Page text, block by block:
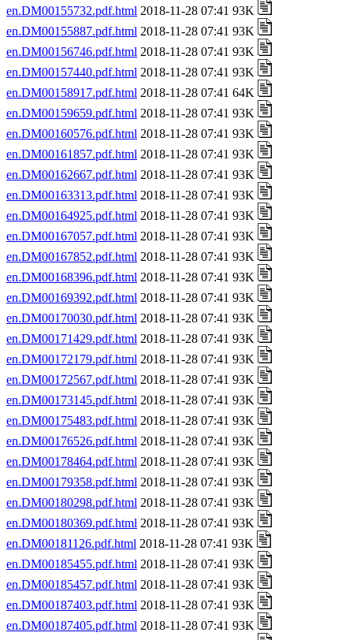
en.DM00155732.pdf.html 2018-11-28 07:41 93K
en.DM00155887.pdf.html 2018-11-28 07:41 93K
en.DM00156746.pdf.html 2018-11-28 07:41 93K
en.DM00157440.pdf.html 2018-11-28 07:41 93K
en.DM00158917.pdf.html 2018-11-28 07:41 64K
en.DM00159659.pdf.html 2018-11-28 07:41 93K
en.DM00160576.pdf.html 2018-11-28 07:41 93K
en.DM00161857.pdf.html 2018-11-28 07:41 93K
en.DM00162667.pdf.html 2018-11-28 07:41 93K
en.DM00163313.pdf.html 2018-11-28 07:41 93K
en.DM00164925.pdf.html 2018-11-28 07:41 93K
en.DM00167057.pdf.html 2018-11-28 07:41 93K
en.DM00167852.pdf.html 2018-11-28 07:41 93K
en.DM00168396.pdf.html 2018-11-28 07:41 93K
en.DM00169392.pdf.html 2018-11-28 07:41 93K
en.DM00170030.pdf.html 2018-11-28 07:41 93K
en.DM00171429.pdf.html 2018-11-28 07:41 93K
en.DM00172179.pdf.html 2018-11-28 07:41 93K
en.DM00172567.pdf.html 2018-11-28 07:41 93K
en.DM00173145.pdf.html 2018-11-28 07:41 93K
en.DM00175483.pdf.html 2018-11-28 07:41 93K
en.DM00176526.pdf.html 2018-11-28 07:41 93K
en.DM00178464.pdf.html 2018-11-28 07:41 93K
en.DM00179358.pdf.html 2018-11-28 07:41 93K
en.DM00180298.pdf.html 2018-11-28 07:41 93K
en.DM00180369.pdf.html 2018-11-28 07:41 93K
en.DM00181126.pdf.html 2018-11-28 07:41 93K
en.DM00185455.pdf.html 2018-11-28 07:41 93K
en.DM00185457.pdf.html 2018-11-28 07:41 93K
en.DM00187403.pdf.html 2018-11-28 07:41 93K
en.DM00187405.pdf.html 2018-11-28 07:41 93K